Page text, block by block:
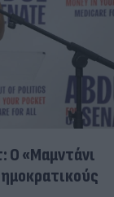
Ο «Μαμντάνι